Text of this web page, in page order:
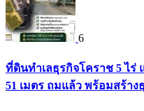
6
ที่ดินทำเลธุรกิจโคราช 5 ไร่
51 เมตร ถมแล้ว พร้อมสร้า